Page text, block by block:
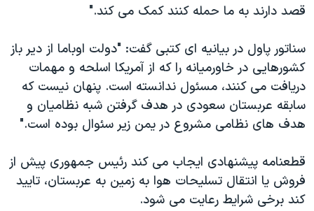
قصد دارند به ما حمله کنند کمک می کند."
سناتور پاول در بیانیه ای کتبی گفت: "دولت اوباما از دیر باز
کشورهایی در خاورمیانه را که از آمریکا اسلحه و مهمات
دریافت می کنند، مسئول ندانسته است. پنهان نیست که
سابقه عربستان سعودی در هدف گرفتن شبه نظامیان و
هدف های نظامی مشروع در یمن زیر سئوال بوده است."
قطعنامه پیشنهادی ایجاب می کند رئیس جمهوری پیش از
فروش یا انتقال تسلیحات هوا به زمین به عربستان، تایید
کند برخی شرایط رعایت می شود.